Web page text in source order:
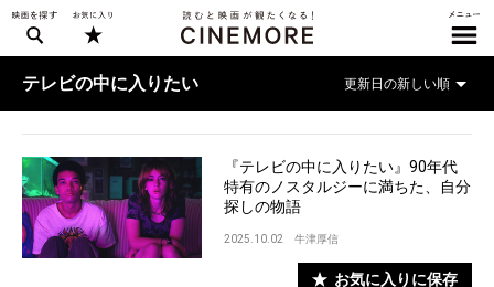
テレビの中に入りたい
『テレビの中に入りたい』90年代
特有のノスタルジーに満ちた、自分
探しの物語
2025.10.02 牛津厚信
お気に入りに保存